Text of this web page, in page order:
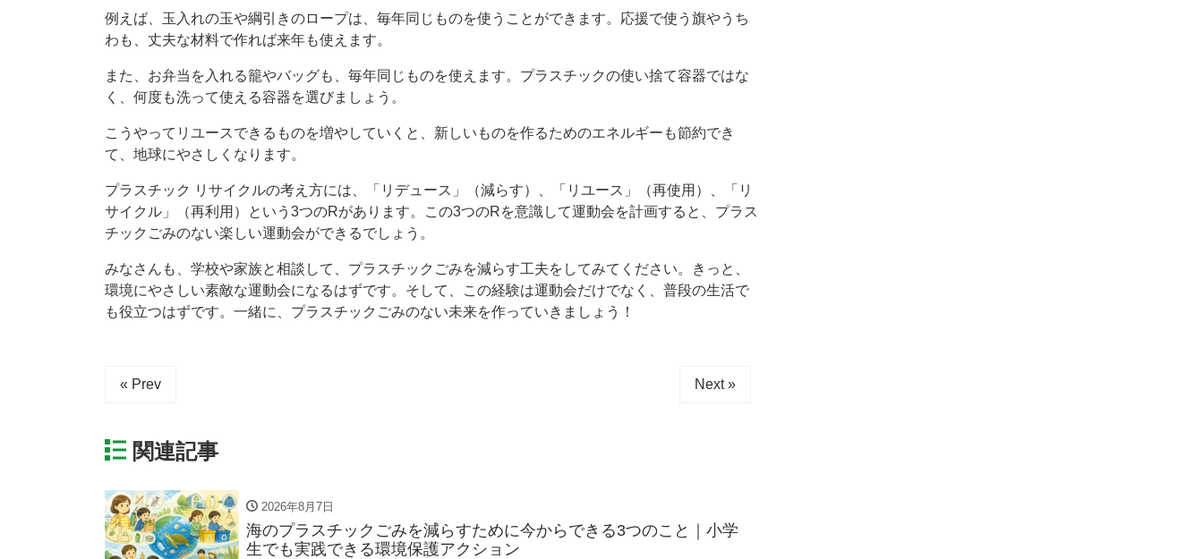
例えば、玉入れの玉や綱引きのロープは、毎年同じものを使うことができます。応援で使う旗やうち
わも、丈夫な材料で作れば来年も使えます。
また、お弁当を入れる籠やバッグも、毎年同じものを使えます。プラスチックの使い捨て容器ではな
く、何度も洗って使える容器を選びましょう。
こうやってリユースできるものを増やしていくと、新しいものを作るためのエネルギーも節約でき
て、地球にやさしくなります。
プラスチック リサイクルの考え方には、「リデュース」（減らす）、「リユース」（再使用）、「リ
サイクル」（再利用）という3つのRがあります。この3つのRを意識して運動会を計画すると、プラス
チックごみのない楽しい運動会ができるでしょう。
みなさんも、学校や家族と相談して、プラスチックごみを減らす工夫をしてみてください。きっと、
環境にやさしい素敵な運動会になるはずです。そして、この経験は運動会だけでなく、普段の生活で
も役立つはずです。一緒に、プラスチックごみのない未来を作っていきましょう！
« Prev Next »
関連記事
2026年8月7日
海のプラスチックごみを減らすために今からできる3つのこと｜小学
生でも実践できる環境保護アクション